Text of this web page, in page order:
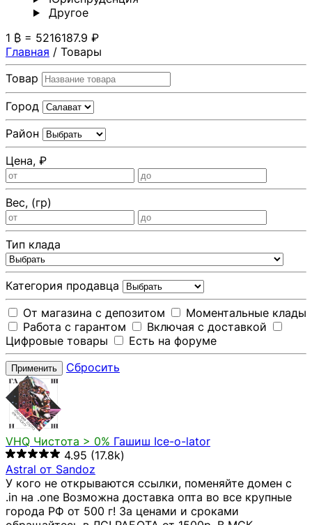
Другoе
1 ₿ = 5216187.9 ₽
Главная / Товары
Товар
Город
Район
Цена, ₽
Вес, (гр)
Тип клада
Категория продавца
От магазина с депозитом
Моментальные клады
Работа с гарантом
Включая с доставкой
Цифровые товары
Есть на форуме
Применить Сбросить
VHQ Чистота > 0% Гашиш Ice-o-lator
4.95 (17.8k)
Astral от Sandoz
У кого не открываются ссылки, поменяйте домен с
.in на .one Возможна доставка опта во все крупные
города РФ от 500 г! За ценами и сроками